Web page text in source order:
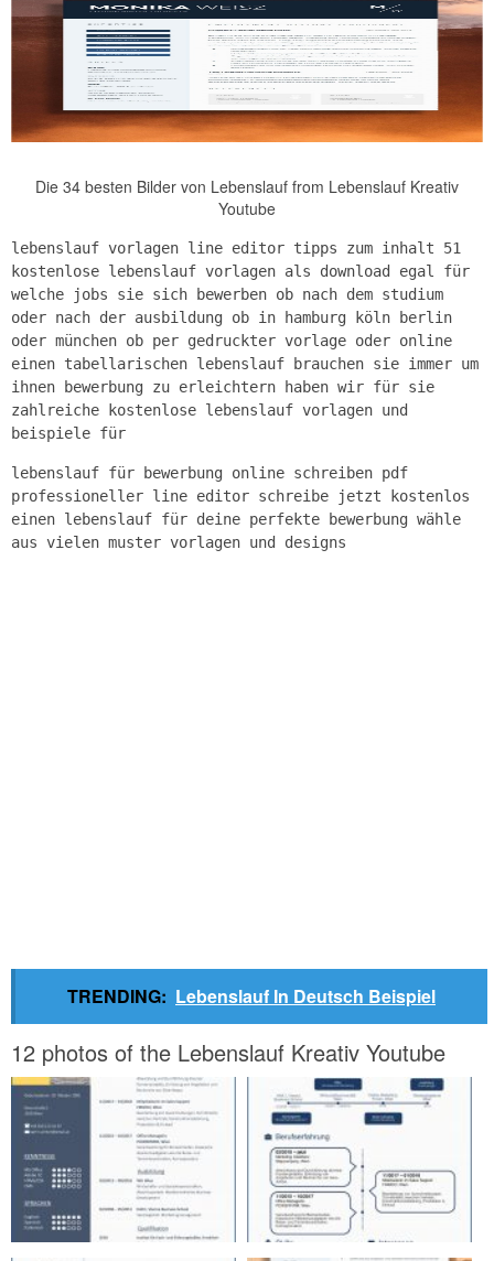
Die 34 besten Bilder von Lebenslauf from Lebenslauf Kreativ
Youtube
lebenslauf vorlagen line editor tipps zum inhalt 51
kostenlose lebenslauf vorlagen als download egal für
welche jobs sie sich bewerben ob nach dem studium
oder nach der ausbildung ob in hamburg köln berlin
oder münchen ob per gedruckter vorlage oder online
einen tabellarischen lebenslauf brauchen sie immer um
ihnen bewerbung zu erleichtern haben wir für sie
zahlreiche kostenlose lebenslauf vorlagen und
beispiele für
lebenslauf für bewerbung online schreiben pdf
professioneller line editor schreibe jetzt kostenlos
einen lebenslauf für deine perfekte bewerbung wähle
aus vielen muster vorlagen und designs
TRENDING: Lebenslauf In Deutsch Beispiel
12 photos of the Lebenslauf Kreativ Youtube